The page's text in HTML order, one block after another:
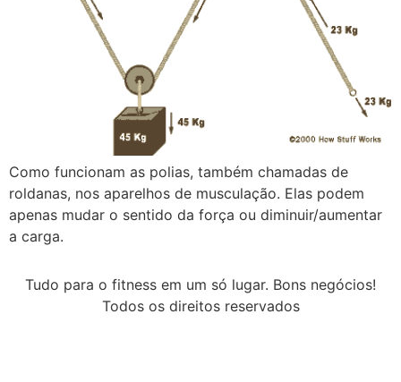
Como funcionam as polias, também chamadas de
roldanas, nos aparelhos de musculação. Elas podem
apenas mudar o sentido da força ou diminuir/aumentar
a carga.
Tudo para o fitness em um só lugar. Bons negócios!
Todos os direitos reservados